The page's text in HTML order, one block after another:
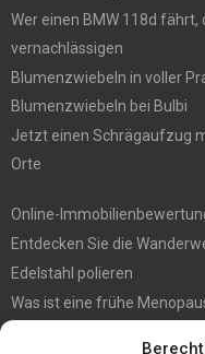
Wer einen BMW 118d
vernachlässigen
Blumenzwiebeln in voller
Blumenzwiebeln bei Bulbi
Jetzt einen Schrägaufzug
Orte
Online-
Entdecken Sie die
Edelstahl polieren
Was ist eine frühe